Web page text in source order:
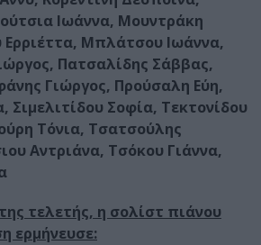
Ιωάννα, Μουντράκη
Ερριέττα, Μπλάτσου Ιωάννα,
Πατσαλίδης Σάββας,
Γιώργος, Προύσαλη Εύη,
Σιμελιτίδου Σοφία, Τεκτονίδου
Τόνια, Τσατσούλης
Αντριάνα, Τσόκου Γιάννα,
τελετής, η σολίστ πιάνου
ερμήνευσε: